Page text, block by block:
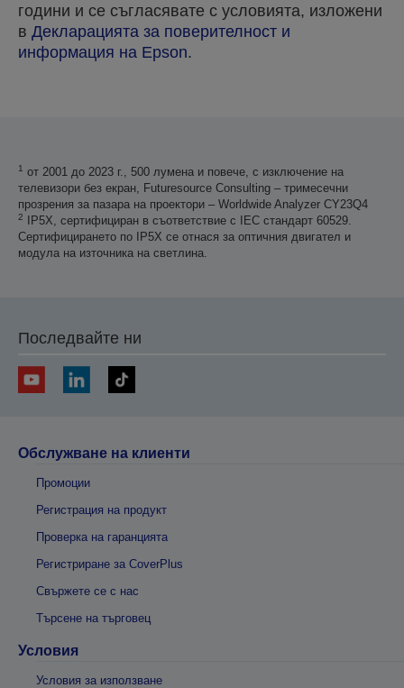
години и се съгласявате с условията, изложени
в Декларацията за поверителност и
информация на Epson.
няколко работни дни.
1 от 2001 до 2023 г., 500 лумена и повече, с изключение на
телевизори без екран, Futuresource Consulting – тримесечни
прозрения за пазара на проектори – Worldwide Analyzer CY23Q4
2
IP5X, сертифициран в съответствие с IEC стандарт 60529.
Сертифицирането по IP5X се отнася за оптичния двигател и
модула на източника на светлина.
Последвайте ни
Обслужване на клиенти
Промоции
Регистрация на продукт
Проверка на гаранцията
Регистриране за CoverPlus
Свържете се с нас
Търсене на търговец
Условия
Условия за използване